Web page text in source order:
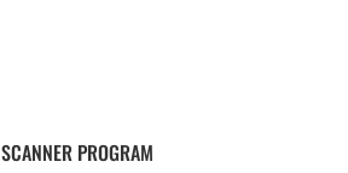
SCANNER PROGRAM